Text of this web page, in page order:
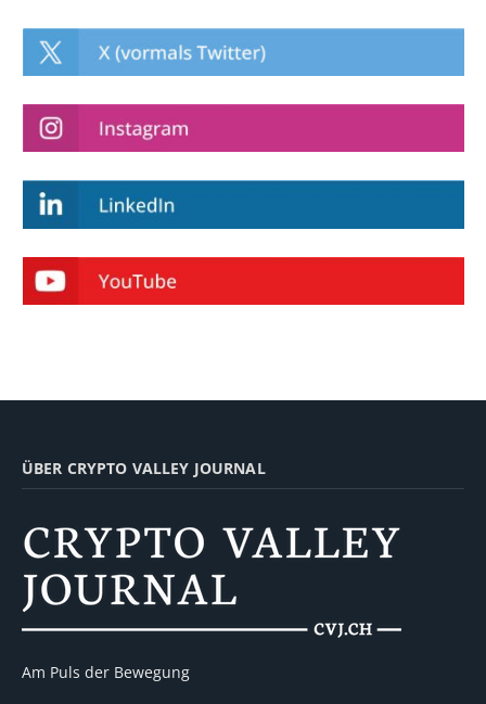
ÜBER CRYPTO VALLEY JOURNAL
Am Puls der Bewegung